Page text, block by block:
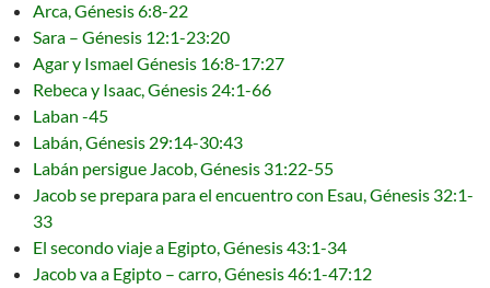
Arca, Génesis 6:8-22
Sara – Génesis 12:1-23:20
Agar y Ismael Génesis 16:8-17:27
Rebeca y Isaac, Génesis 24:1-66
Laban -45
Labán, Génesis 29:14-30:43
Labán persigue Jacob, Génesis 31:22-55
Jacob se prepara para el encuentro con Esau, Génesis 32:1-
33
El secondo viaje a Egipto, Génesis 43:1-34
Jacob va a Egipto – carro, Génesis 46:1-47:12